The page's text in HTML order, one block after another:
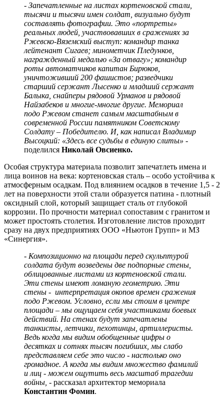
- Запечатленные на листах кортеновской стали,
тысячи и тысячи имен солдат, визуально будут
составлять фотографии. Это «портреты»
реальных людей, участвовавших в сражениях за
Ржевско-Вяземский выступ: командир танка
лейтенант Сигаев; минометчик Пледунков,
награжденный медалью «За отвагу»; командир
роты автоматчиков капитан Бирюков,
уничтоживший 200 фашистов; разведчики
старший сержант Лысенко и младший сержант
Балыка, снайперы рядовой Урманов и рядовой
Найзабеков и многие-многие другие. Мемориал
подо Ржевом станет самым масштабным в
современной России памятником Советскому
Солдату – Победителю. И, как написал Владимир
Высоцкий: «Здесь все судьбы в единую слиты» -
поделился Николай Овсиенко.
Особая структура материала позволит запечатлеть имена и
лица воинов на века: кортеновская сталь – особо устойчива к
атмосферным осадкам. Под влиянием осадков в течение 1,5 - 2
лет на поверхности этой стали образуется патина - плотный
оксидный слой, который защищает сталь от глубокой
коррозии. По прочности материал сопоставим с гранитом и
может простоять столетия. Изготовление листов проходит
сразу на двух предприятиях ООО «Ньютон Групп» и МЗ
«Синергия».
- Композиционно на площади перед скульптурой
солдата будут возведены две подпорные стены,
облицованные листами из кортеновской стали.
Эти стены имеют ломаную геометрию. Эти
стены - интерпретация окопов времен сражения
подо Ржевом. Условно, если мы стоим в центре
площади – мы ощущаем себя участниками боевых
действий. На стенах будут запечатлены
танкисты, летчики, пехотинцы, артиллеристы.
Ведь когда мы видим обобщенные цифры о
десятках и сотнях тысяч погибших, мы слабо
представляем себе это число - настолько оно
громадное. А когда мы видим множество фамилий
и лиц - можем ощутить весь масштаб трагедии
войны, - рассказал архитектор мемориала
Константин Фомин.